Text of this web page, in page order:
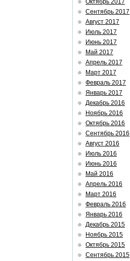
Октябрь 2017
Сентябрь 2017
Август 2017
Июль 2017
Июнь 2017
Май 2017
Апрель 2017
Март 2017
Февраль 2017
Январь 2017
Декабрь 2016
Ноябрь 2016
Октябрь 2016
Сентябрь 2016
Август 2016
Июль 2016
Июнь 2016
Май 2016
Апрель 2016
Март 2016
Февраль 2016
Январь 2016
Декабрь 2015
Ноябрь 2015
Октябрь 2015
Сентябрь 2015